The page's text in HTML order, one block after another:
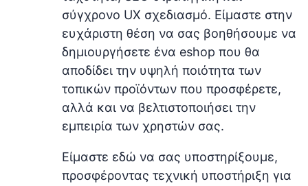
σύγχρονο UX σχεδιασμό. Είμαστε στην
ευχάριστη θέση να σας βοηθήσουμε να
δημιουργήσετε ένα eshop που θα
αποδίδει την υψηλή ποιότητα των
τοπικών προϊόντων που προσφέρετε,
αλλά και να βελτιστοποιήσει την
εμπειρία των χρηστών σας.
Είμαστε εδώ να σας υποστηρίξουμε,
προσφέροντας τεχνική υποστήριξη για